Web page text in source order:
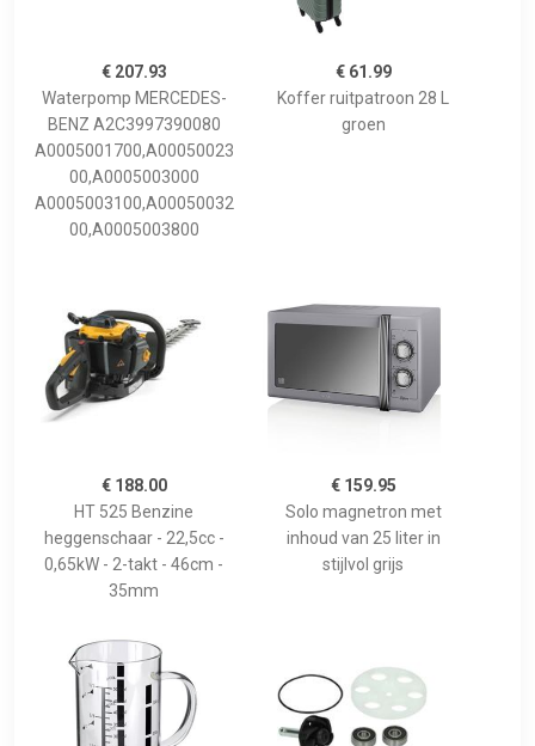
€ 207.93
Waterpomp MERCEDES-
BENZ A2C3997390080
A0005001700,A00050023
00,A0005003000
A0005003100,A00050032
00,A0005003800
€ 61.99
Koffer ruitpatroon 28 L
groen
€ 188.00
HT 525 Benzine
heggenschaar - 22,5cc -
0,65kW - 2-takt - 46cm -
35mm
€ 159.95
Solo magnetron met
inhoud van 25 liter in
stijlvol grijs